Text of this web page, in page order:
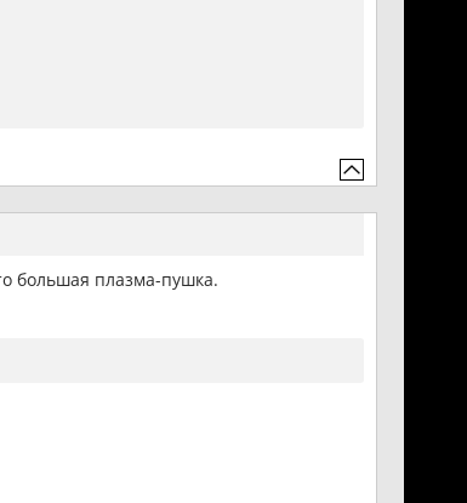
большая плазма-пушка.